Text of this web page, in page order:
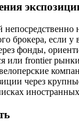
непосредственно
брокера, если у
фонды,
или frontier
через